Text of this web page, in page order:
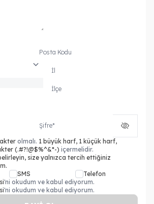
Posta Kodu
İl
İlçe
Şifre*
olmalı. 1 büyük harf, 1 küçük harf,
(.#?!@$%^&*-) içermelidir.
size yalnızca tercih ettiğiniz
SMS
Telefon
'ni okudum ve kabul ediyorum.
'ni okudum ve kabul ediyorum.